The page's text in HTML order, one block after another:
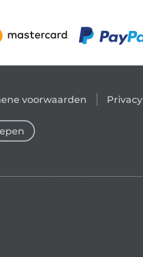
voorwaarden Privacy